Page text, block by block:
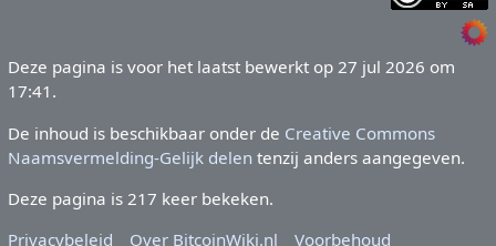
Deze pagina is voor het laatst bewerkt op 27 jul 2026 om
17:41.
De inhoud is beschikbaar onder de Creative Commons
Naamsvermelding-Gelijk delen tenzij anders aangegeven.
Deze pagina is 217 keer bekeken.
Privacybeleid
Over BitcoinWiki.nl Voorbehoud